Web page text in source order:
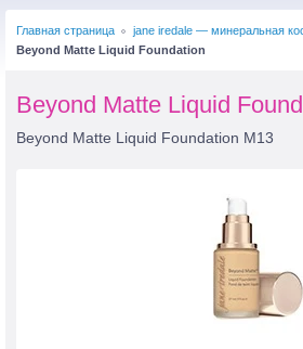
Главная страница jane iredale — минеральная
Beyond Matte Liquid Foundation
Beyond Matte Liquid
Beyond Matte Liquid Foundation M13